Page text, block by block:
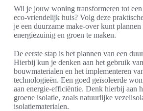
Wil je jouw woning transformeren tot
eco-vriendelijk huis? Volg deze
je een duurzame make-over kunt
energiezuinig en groen te maken.
De eerste stap is het plannen van een
Hierbij kun je denken aan het gebruik
bouwmaterialen en het implementeren
technologieën. Een goed geïsoleerde
aan energie-efficiëntie. Denk hierbij aan
groene isolatie, zoals natuurlijke
isolatiematerialen.